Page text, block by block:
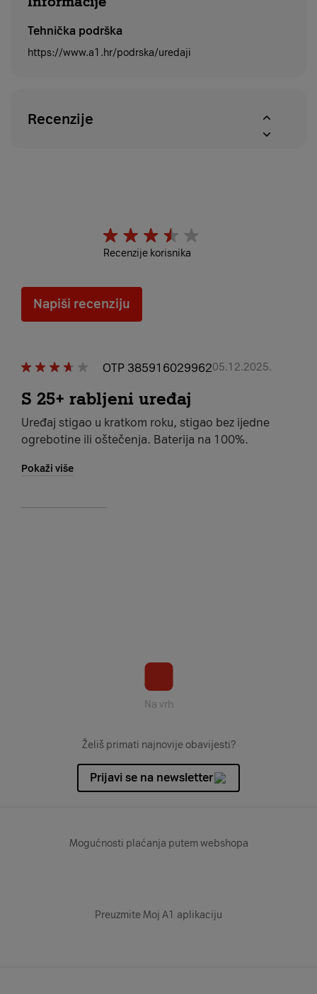
Tehnička podrška
https://www.a1.hr/podrska/uredaji
Recenzije
Recenzije korisnika
Napiši recenziju
OTP 38591602996205.12.2025.
S 25+ rabljeni uređaj
Uređaj stigao u kratkom roku, stigao bez ijedne
ogrebotine ili oštečenja. Baterija na 100%.
Pokaži više
Na vrh
Želiš primati najnovije obavijesti?
Prijavi se na newsletter
Mogućnosti plaćanja putem webshopa
Preuzmite Moj A1 aplikaciju